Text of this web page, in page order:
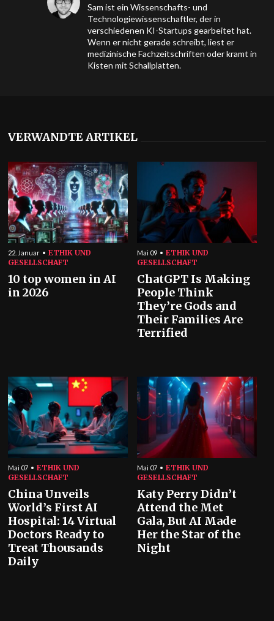
Sam ist ein Wissenschafts- und
Technologiewissenschaftler, der in
verschiedenen KI-Startups gearbeitet hat.
Wenn er nicht gerade schreibt, liest er
medizinische Fachzeitschriften oder kramt in
Kisten mit Schallplatten.
VERWANDTE ARTIKEL
22. Januar
ETHIK UND
GESELLSCHAFT
10 top women in AI
in 2026
Mai 09
ETHIK UND
GESELLSCHAFT
ChatGPT Is Making
People Think
They’re Gods and
Their Families Are
Terrified
Mai 07
ETHIK UND
GESELLSCHAFT
China Unveils
World’s First AI
Hospital: 14 Virtual
Doctors Ready to
Treat Thousands
Daily
Mai 07
ETHIK UND
GESELLSCHAFT
Katy Perry Didn’t
Attend the Met
Gala, But AI Made
Her the Star of the
Night